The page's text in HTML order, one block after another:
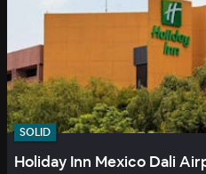
SOLID
Holiday Inn Mexico Dali